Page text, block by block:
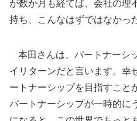
が数か月も経てば、会社の理
持ち、こんなはずではなかっ
本田さんは、パートナーシ
イリターンだと言います。幸
ートナーシップを目指すこと
パートナーシップが一時的に